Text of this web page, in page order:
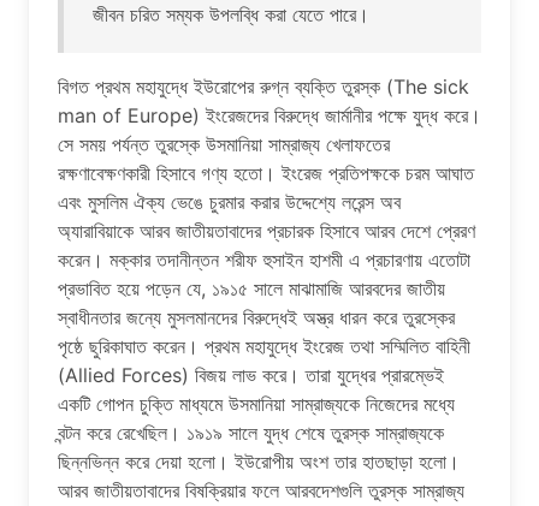
জীবন চরিত সম্যক উপলব্ধি করা যেতে পারে।
বিগত প্রথম মহাযুদ্ধে ইউরোপের রুগ্ন ব্যক্তি তুরস্ক (The sick
man of Europe) ইংরেজদের বিরুদ্ধে জার্মানীর পক্ষে যুদ্ধ করে।
সে সময় পর্যন্ত তুরস্কে উসমানিয়া সাম্রাজ্য খেলাফতের
রক্ষণাবেক্ষণকারী হিসাবে গণ্য হতো। ইংরেজ প্রতিপক্ষকে চরম আঘাত
এবং মুসলিম ঐক্য ভেঙে চুরমার করার উদ্দেশ্যে লরেন্স অব
অ্যারাবিয়াকে আরব জাতীয়তাবাদের প্রচারক হিসাবে আরব দেশে প্রেরণ
করেন। মক্কার তদানীন্তন শরীফ হুসাইন হাশমী এ প্রচারণায় এতোটা
প্রভাবিত হয়ে পড়েন যে, ১৯১৫ সালে মাঝামাজি আরবদের জাতীয়
স্বাধীনতার জন্যে মুসলমানদের বিরুদ্ধেই অস্ত্র ধারন করে তুরস্কের
পৃষ্ঠে ছুরিকাঘাত করেন। প্রথম মহাযুদ্ধে ইংরেজ তথা সম্মিলিত বাহিনী
(Allied Forces) বিজয় লাভ করে। তারা যুদ্ধের প্রারম্ভেই
একটি গোপন চুক্তি মাধ্যমে উসমানিয়া সাম্রাজ্যকে নিজেদের মধ্যে
বন্টন করে রেখেছিল। ১৯১৯ সালে যুদ্ধ শেষে তুরস্ক সাম্রাজ্যকে
ছিন্নভিন্ন করে দেয়া হলো। ইউরোপীয় অংশ তার হাতছাড়া হলো।
আরব জাতীয়তাবাদের বিষক্রিয়ার ফলে আরবদেশগুলি তুরস্ক সাম্রাজ্য